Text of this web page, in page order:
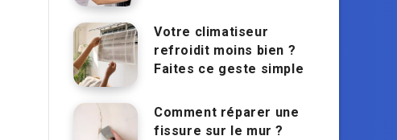
Votre climatiseur
refroidit moins bien ?
Faites ce geste simple
Comment réparer une
fissure sur le mur ?